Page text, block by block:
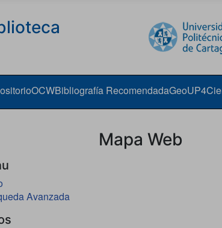
OCWBibliografía RecomendadaGeoUP4
Mapa Web
Avanzada